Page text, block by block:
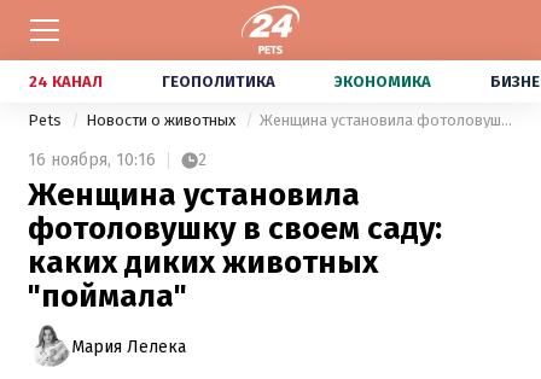
24 КАНАЛ ГЕОПОЛИТИКА ЭКОНОМИКА
Pets Новости о животных Женщина установила фотоловушку в своем саду: каких диких животных "поймала"
16 ноября, 10:16 2
Женщина установила
фотоловушку в своем саду:
каких диких животных
"поймала"
Мария Лелека